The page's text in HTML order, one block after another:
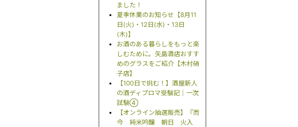
ました！
夏季休業のお知らせ【8月11
日(火)・12日(水)・13日
(木)】
お酒のある暮らしをもっと楽
しむために。矢島酒店おすす
めのグラスをご紹介【木村硝
子店】
【100日で挑む！】酒屋新人
の酒ディプロマ受験記｜一次
試験④
【オンライン抽選販売】『而
今 純米吟醸 朝日 火入